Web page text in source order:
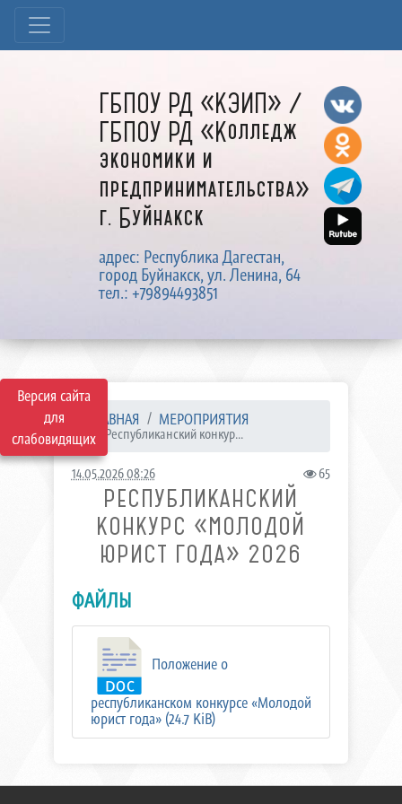
Версия сайта
для
слабовидящих
ГБПОУ РД «КЭИП» /
ГБПОУ РД «Колледж
экономики и
предпринимательства»
г. Буйнакск
адрес: Республика Дагестан,
город Буйнакск, ул. Ленина, 64
тел.: +79894493851
ГЛАВНАЯ МЕРОПРИЯТИЯ
Республиканский конкур...
14.05.2026 08:26 65
РЕСПУБЛИКАНСКИЙ
КОНКУРС «МОЛОДОЙ
ЮРИСТ ГОДА» 2026
ФАЙЛЫ
Положение о
республиканском конкурсе «Молодой
юрист года» (24.7 KiB)